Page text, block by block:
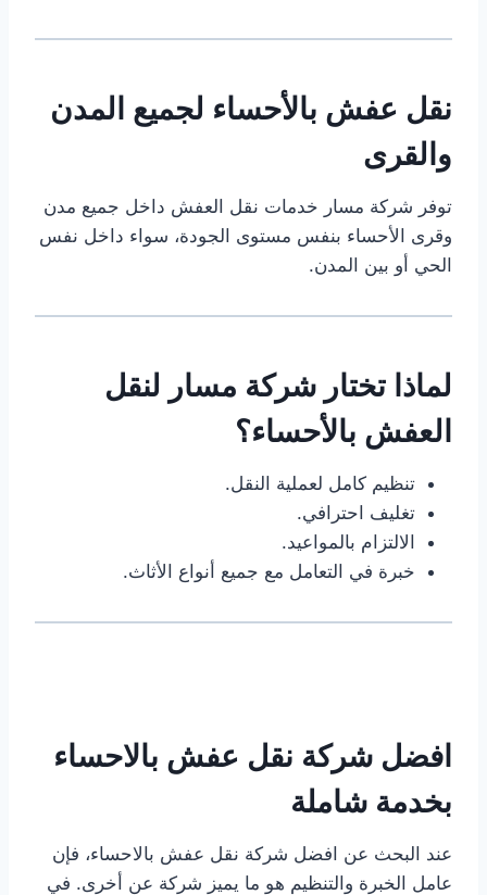
نقل عفش بالأحساء لجميع المدن
والقرى
توفر شركة مسار خدمات نقل العفش داخل جميع مدن
وقرى الأحساء بنفس مستوى الجودة، سواء داخل نفس
الحي أو بين المدن.
لماذا تختار شركة مسار لنقل
العفش بالأحساء؟
تنظيم كامل لعملية النقل.
تغليف احترافي.
الالتزام بالمواعيد.
خبرة في التعامل مع جميع أنواع الأثاث.
افضل شركة نقل عفش بالاحساء
بخدمة شاملة
عند البحث عن افضل شركة نقل عفش بالاحساء، فإن
عامل الخبرة والتنظيم هو ما يميز شركة عن أخرى. في